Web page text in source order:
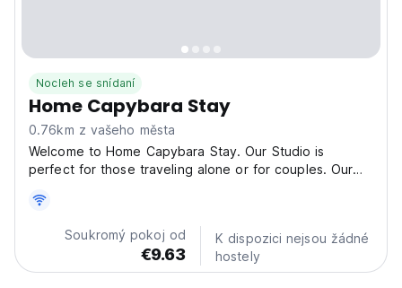
Nocleh se snídaní
Home Capybara Stay
0.76km z vašeho města
Welcome to Home Capybara Stay. Our Studio is
perfect for those traveling alone or for couples. Our
two electric stoves, basic kitchenware, table with two
chairs, private bathroom with hot shower, TV with...
Soukromý pokoj od
€9.63
K dispozici nejsou žádné
hostely